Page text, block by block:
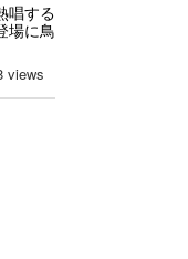
唱する
場に鳥
views